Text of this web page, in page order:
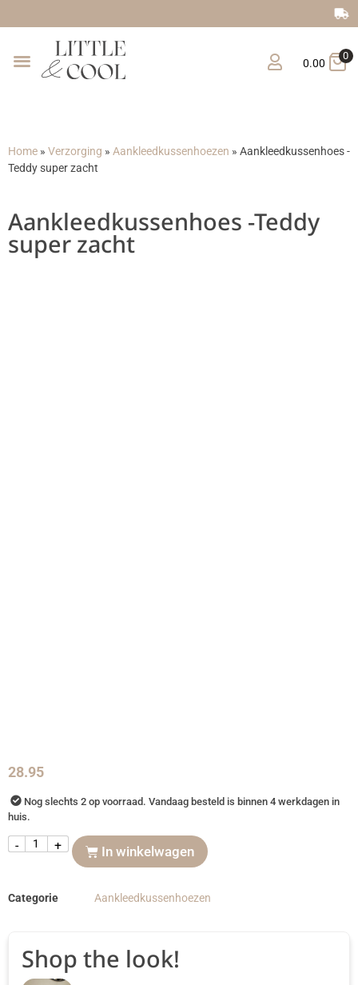
Gratis verzending vanaf
0.00
0
Home » Verzorging » Aankleedkussenhoezen » Aankleedkussenhoes -
Teddy super zacht
Aankleedkussenhoes -Teddy
super zacht
28.95
Nog slechts 2 op voorraad. Vandaag besteld is binnen 4 werkdagen in
huis.
- + In winkelwagen
Categorie Aankleedkussenhoezen
Shop the look!